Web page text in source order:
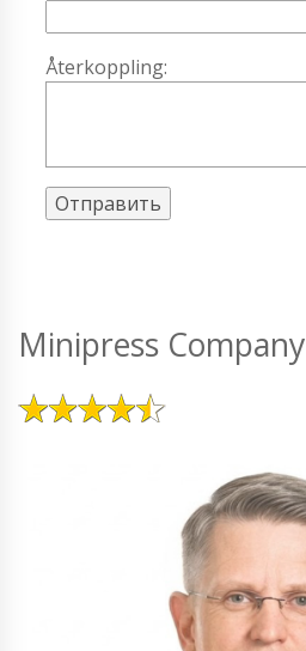
Återkoppling:
Minipress Company